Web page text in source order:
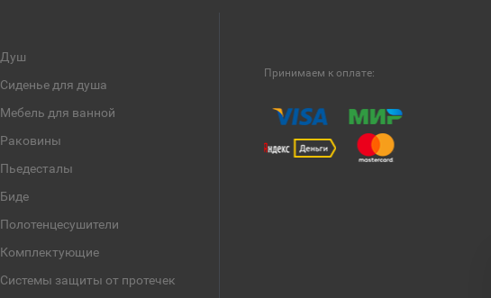
Душ
Сиденье для душа
Мебель для ванной
Раковины
Пьедесталы
Биде
Полотенцесушители
Комплектующие
Системы защиты от протечек
Принимаем к оплате: